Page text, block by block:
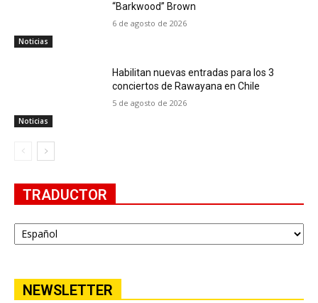
Noticias
“Barkwood” Brown
6 de agosto de 2026
Noticias
Habilitan nuevas entradas para los 3
conciertos de Rawayana en Chile
5 de agosto de 2026
TRADUCTOR
NEWSLETTER